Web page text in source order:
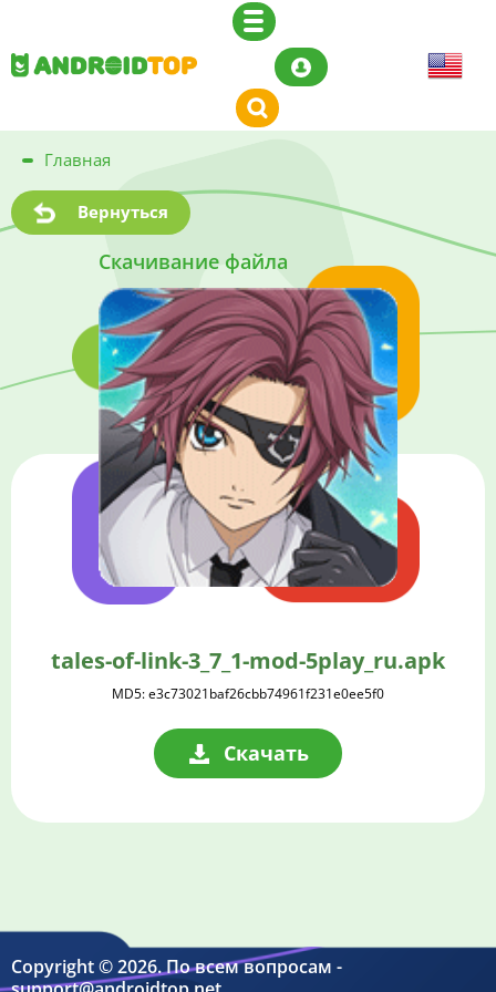
Главная
Вернуться
Скачивание файла
tales-of-link-3_7_1-mod-5play_ru.apk
MD5: e3c73021baf26cbb74961f231e0ee5f0
Скачать
Copyright © 2026. По всем вопросам -